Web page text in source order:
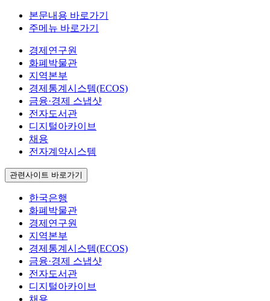
본문내용 바로가기
주메뉴 바로가기
경제연구원
화폐박물관
지역본부
경제통계시스템(ECOS)
금융·경제 스냅샷
전자도서관
디지털아카이브
채용
전자계약시스템
관련사이트 바로가기
한국은행
화폐박물관
경제연구원
지역본부
경제통계시스템(ECOS)
금융·경제 스냅샷
전자도서관
디지털아카이브
채용